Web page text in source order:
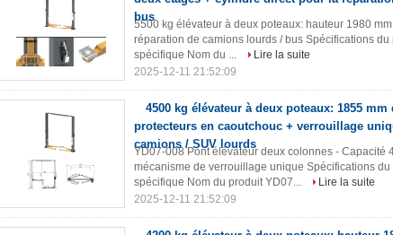
bus
5500 kg élévateur à deux poteaux: hauteur 1980
réparation de camions lourds / bus Spécifications
spécifique Nom du ...
Lire la suite
2025-12-11 21:52:09
4500 kg élévateur à deux poteaux: 1855 mm
protecteurs en caoutchouc + verrouillage
camions / SUV lourds
YD07-008 Pont élévateur deux colonnes - Capacité
mécanisme de verrouillage unique Spécifications
spécifique Nom du produit YD07...
Lire la suite
2025-12-11 21:52:09